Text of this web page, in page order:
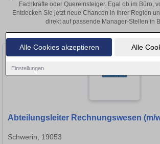
Alle Cookies akzeptieren Alle
Einstellungen
Fachkräfte oder Quereinsteiger. Egal ob im Büro,
Entdecken Sie jetzt neue Chancen in Ihrer Region
direkt auf passende Manager-Stellen in
Abteilungsleiter Rechnungswesen (m/
Schwerin, 19053